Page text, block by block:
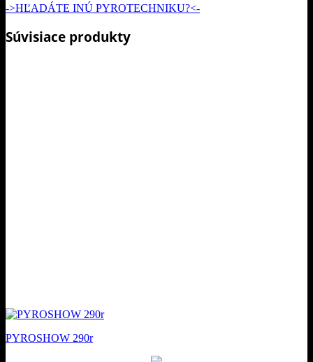
->HĽADÁTE INÚ PYROTECHNIKU?<-
Súvisiace produkty
PYROSHOW 290r